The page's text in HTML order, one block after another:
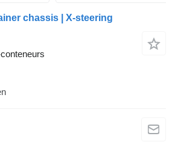
chassis | X-steering